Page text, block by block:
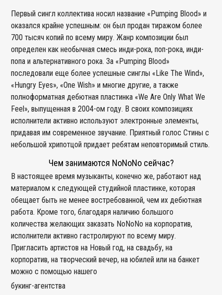
Первый сингл коллектива носил название «Pumping Blood» и
оказался крайне успешным: он был продан тиражом более
700 тысяч копий по всему миру. Жанр композиции был
определен как необычная смесь инди-рока, поп-рока, инди-
попа и альтернативного рока. За «Pumping Blood»
последовали еще более успешные синглы «Like The Wind»,
«Hungry Eyes», «One Wish» и многие другие, а также
полноформатная дебютная пластинка «We Are Only What We
Feel», выпущенная в 2004-ом году. В своих композициях
исполнители активно используют электронные элементы,
придавая им современное звучание. Приятный голос Стины с
небольшой хрипотцой придает ребятам неповторимый стиль.
Чем занимаются NoNoNo сейчас?
В настоящее время музыканты, конечно же, работают над
материалом к следующей студийной пластинке, которая
обещает быть не менее востребованной, чем их дебютная
работа. Кроме того, благодаря наличию большого
количества желающих заказать NoNoNo на корпоратив,
исполнители активно гастролируют по всему миру.
Пригласить артистов на Новый год, на свадьбу, на
корпоратив, на творческий вечер, на юбилей или на банкет
можно с помощью нашего
букинг-агентства